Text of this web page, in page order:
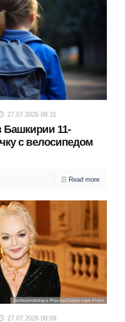
27.07.2026 08:31
11-
с велосипедом
Read more
27.07.2026 08:09